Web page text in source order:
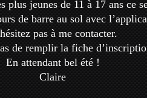
plus jeunes de 11 à 17 ans ce
de barre au sol avec
pas à me contacter.
de remplir la fiche
En attendant bel été !
Claire